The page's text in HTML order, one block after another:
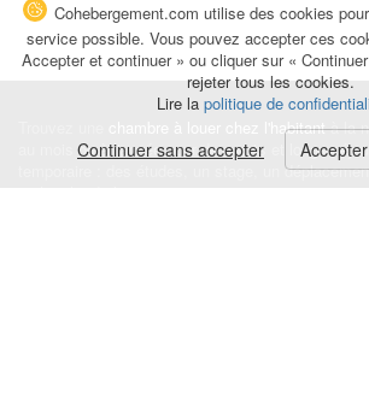
chambre à louer chez l'habitantà la
au mois ou à l'année pour de courts et longs
temporaire : des études, un stage, un
Cohebergement.com utilise des cookies
service possible. Vous pouvez accepter ces
Accepter et continuer » ou cliquer sur «
rejeter tous les cookies.
Lire la politique de
Continuer sans accepter